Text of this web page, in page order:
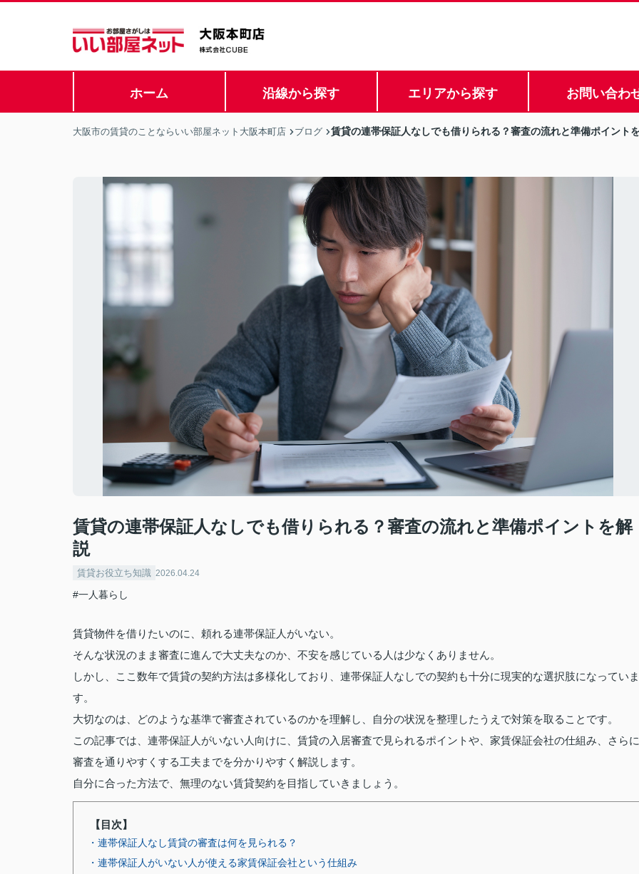
ホーム 沿線から探す エリアから探す お問い合わ
大阪市の賃貸のことならいい部屋ネット大阪本町店 ブログ 賃貸の連帯保証人なしでも借りられる？審査の流れと準備ポイント
賃貸の連帯保証人なしでも借りられる？審査の流れと準備ポイントを解
説
賃貸お役立ち知識 2026.04.24
#一人暮らし
賃貸物件を借りたいのに、頼れる連帯保証人がいない。
そんな状況のまま審査に進んで大丈夫なのか、不安を感じている人は少なくありません。
しかし、ここ数年で賃貸の契約方法は多様化しており、連帯保証人なしでの契約も十分に現実的な選択肢になっていま
す。
大切なのは、どのような基準で審査されているのかを理解し、自分の状況を整理したうえで対策を取ることです。
この記事では、連帯保証人がいない人向けに、賃貸の入居審査で見られるポイントや、家賃保証会社の仕組み、さらに
審査を通りやすくする工夫までを分かりやすく解説します。
自分に合った方法で、無理のない賃貸契約を目指していきましょう。
【目次】
・連帯保証人なし賃貸の審査は何を見られる？
・連帯保証人がいない人が使える家賃保証会社という仕組み